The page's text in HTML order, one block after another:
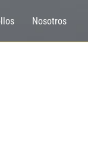
Nosotros